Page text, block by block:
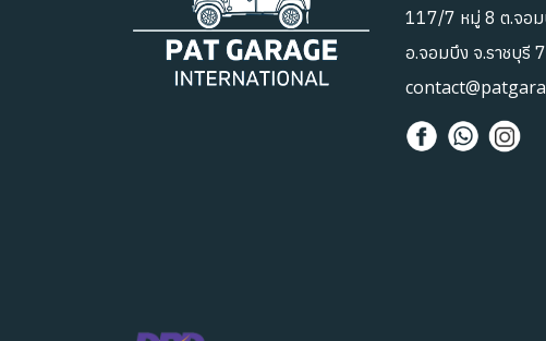
117/7 หมู่ 8 ต.จอม
อ.จอมบึง จ.ราชบุรี